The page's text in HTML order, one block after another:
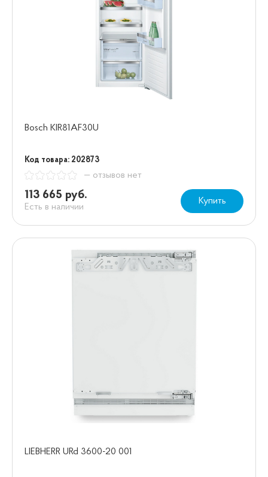
Bosch KIR81AF30U
Код товара: 202873
— отзывов нет
113 665 руб.
Есть в наличии
Купить
LIEBHERR URd 3600-20 001